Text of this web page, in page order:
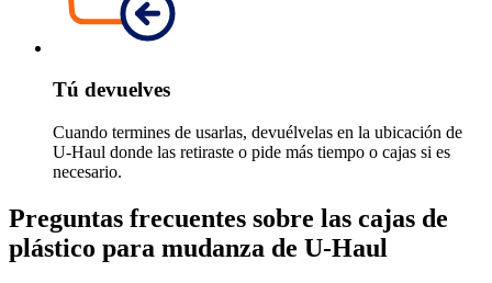
Tú devuelves
Cuando termines de usarlas, devuélvelas en la ubicación de
U-Haul donde las retiraste o pide más tiempo o cajas si es
necesario.
Preguntas frecuentes sobre las cajas de
plástico para mudanza de U-Haul